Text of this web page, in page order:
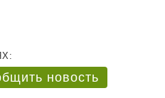
новость